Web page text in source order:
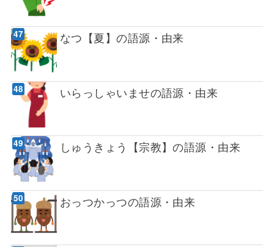
なつ【夏】の語源・由来
いらっしゃいませの語源・由来
しゅうきょう【宗教】の語源・由来
おっつかっつの語源・由来